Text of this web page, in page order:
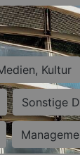
Kultur
Sonstige